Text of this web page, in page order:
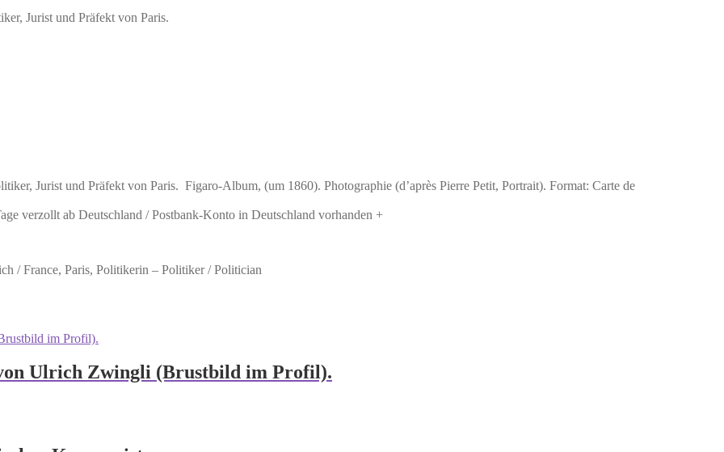
Jurist und Präfekt von Paris.
Jurist und Präfekt von Paris. Figaro-Album, (um 1860). Photographie (d’après Pierre Petit, Portrait). Format: Carte de
verzollt ab Deutschland / Postbank-Konto in Deutschland vorhanden +
/ France, Paris, Politikerin – Politiker / Politician
Ulrich Zwingli (Brustbild im Profil).